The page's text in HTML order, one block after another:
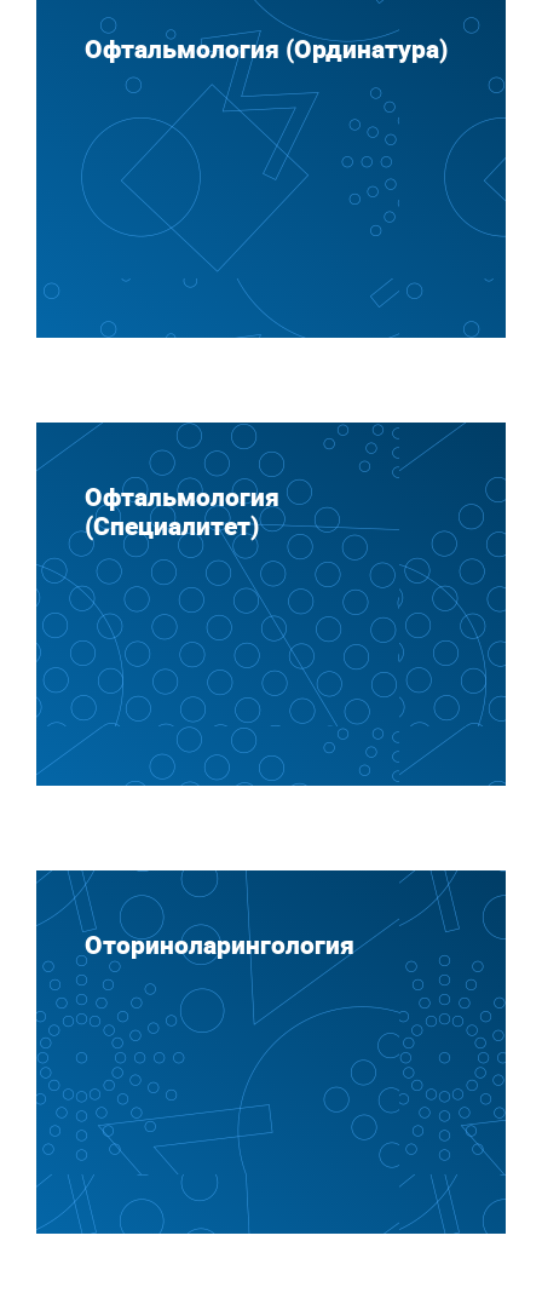
Офтальмология (Ординатура)
Офтальмология
(Специалитет)
Оториноларингология